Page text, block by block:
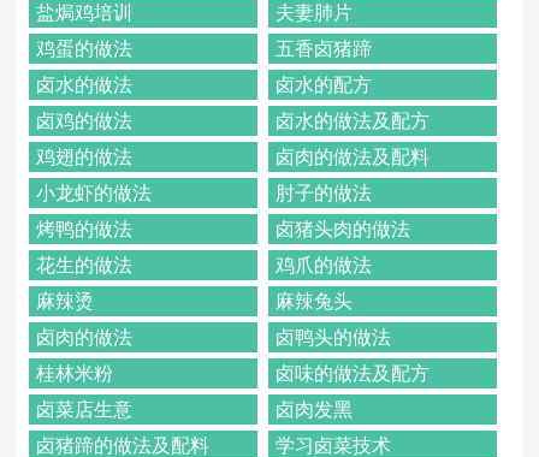
盐焗鸡培训
夫妻肺片
鸡蛋的做法
五香卤猪蹄
卤水的做法
卤水的配方
卤鸡的做法
卤水的做法及配方
鸡翅的做法
卤肉的做法及配料
小龙虾的做法
肘子的做法
烤鸭的做法
卤猪头肉的做法
花生的做法
鸡爪的做法
麻辣烫
麻辣兔头
卤肉的做法
卤鸭头的做法
桂林米粉
卤味的做法及配方
卤菜店生意
卤肉发黑
卤猪蹄的做法及配料
学习卤菜技术